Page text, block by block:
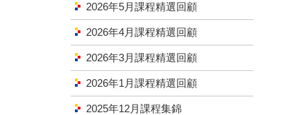
2026年5月課程精選回顧
2026年4月課程精選回顧
2026年3月課程精選回顧
2026年1月課程精選回顧
2025年12月課程集錦